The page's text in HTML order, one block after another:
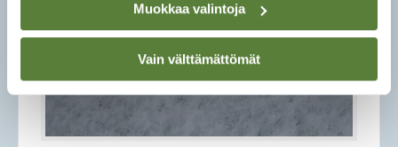
Muokkaa valintoja
Vain välttämättömät